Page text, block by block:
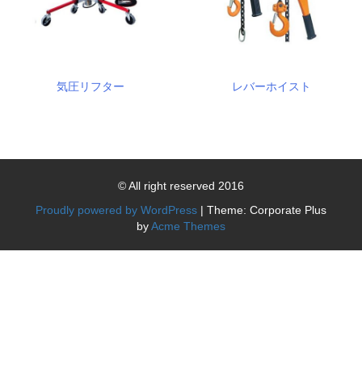
気圧リフター レバーホイスト
© All right reserved 2016
Proudly powered by WordPress | Theme: Corporate Plus
byAcme Themes